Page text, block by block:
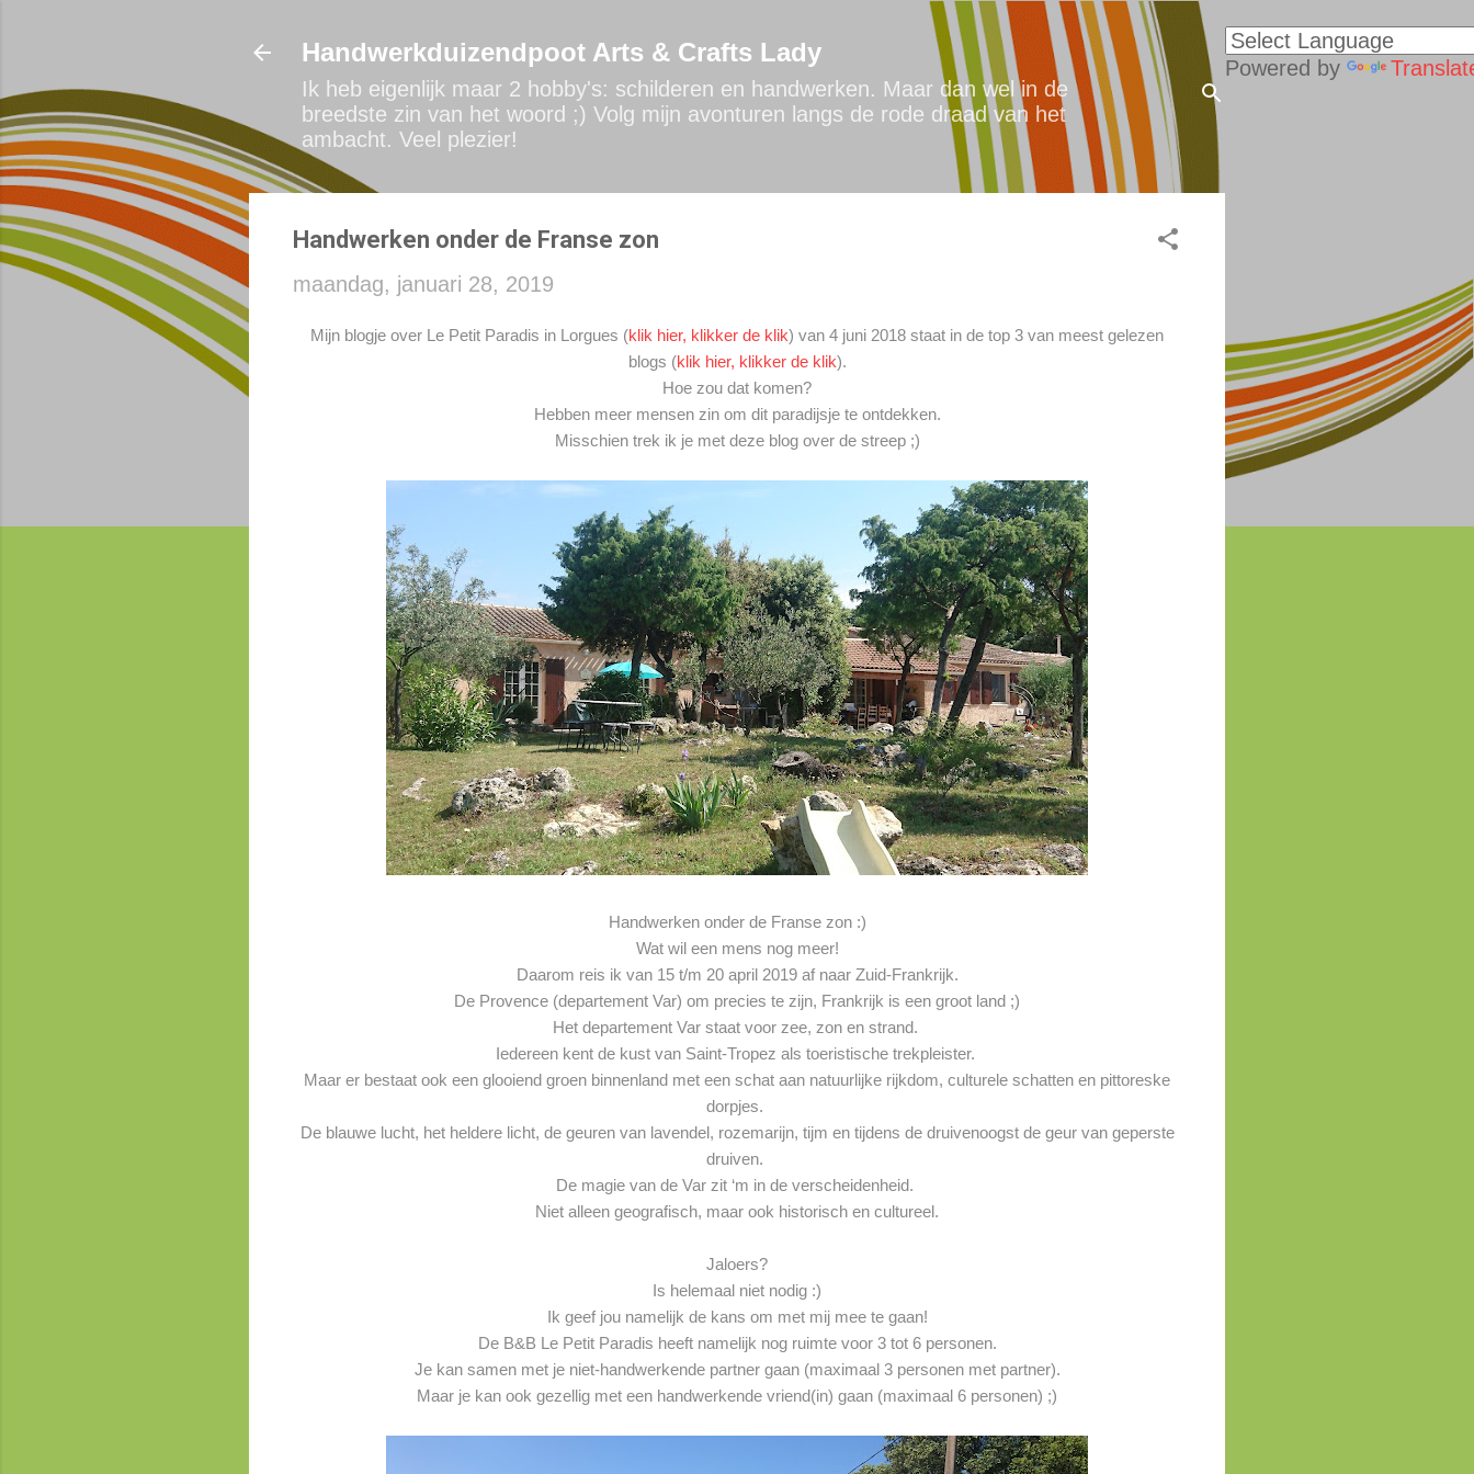
Powered by
Handwerkduizendpoot Arts & Crafts Lady
Ik heb eigenlijk maar 2 hobby's: schilderen en handwerken. Maar dan wel in de
breedste zin van het woord ;) Volg mijn avonturen langs de rode draad van het
ambacht. Veel plezier!
Handwerken onder de Franse zon
maandag, januari 28, 2019
Mijn blogje over Le Petit Paradis in Lorgues (klik hier, klikker de klik) van 4 juni 2018 staat in de top 3 van meest gelezen
blogs (klik hier, klikker de klik).
Hoe zou dat komen?
Hebben meer mensen zin om dit paradijsje te ontdekken.
Misschien trek ik je met deze blog over de streep ;)
Handwerken onder de Franse zon :)
Wat wil een mens nog meer!
Daarom reis ik van 15 t/m 20 april 2019 af naar Zuid-Frankrijk.
De Provence (departement Var) om precies te zijn, Frankrijk is een groot land ;)
Het departement Var staat voor zee, zon en strand.
Iedereen kent de kust van Saint-Tropez als toeristische trekpleister.
Maar er bestaat ook een glooiend groen binnenland met een schat aan natuurlijke rijkdom, culturele schatten en pittoreske
dorpjes.
De blauwe lucht, het heldere licht, de geuren van lavendel, rozemarijn, tijm en tijdens de druivenoogst de geur van geperste
druiven.
De magie van de Var zit ‘m in de verscheidenheid.
Niet alleen geografisch, maar ook historisch en cultureel.
Jaloers?
Is helemaal niet nodig :)
Ik geef jou namelijk de kans om met mij mee te gaan!
De B&B Le Petit Paradis heeft namelijk nog ruimte voor 3 tot 6 personen.
Je kan samen met je niet-handwerkende partner gaan (maximaal 3 personen met partner).
Maar je kan ook gezellig met een handwerkende vriend(in) gaan (maximaal 6 personen) ;)